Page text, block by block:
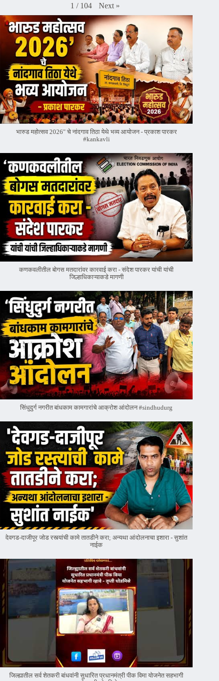
1 / 104 Next »
भारुड महोत्सव 2026" चे नांदगाव तिठा येथे भव्य आयोजन - प्रकाश पारकर
#kankavli
कणकवलीतील बोगस मतदारांवर‌ कारवाई करा - संदेश पारकर यांची यांची
जिल्हाधिकाऱ्याकडे मागणी
सिंधुदुर्ग नगरीत बांधकाम कामगारांचे आक्रोश आंदोलन #sindhudurg
देवगड-दाजीपूर जोड रस्त्यांची कामे तातडीने करा; अन्यथा आंदोलनाचा इशारा - सुशांत
नाईक
जिल्ह्यातील सर्व शेतकरी बांधवांनी सुधारित प्रधानमंत्री पीक विमा योजनेत सहभागी